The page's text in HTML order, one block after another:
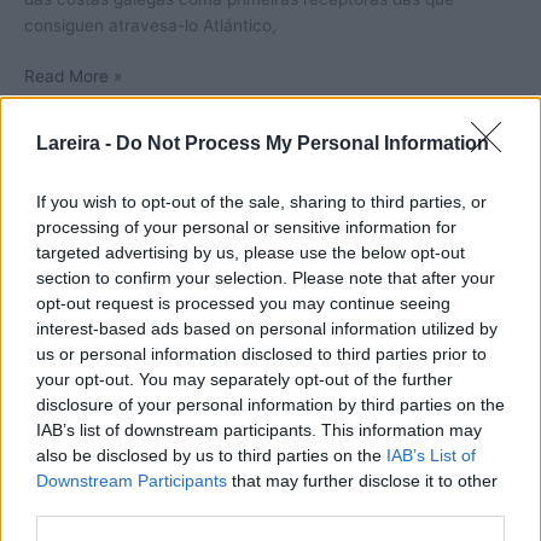
Lareira - Do Not Process My Personal Information
If you wish to opt-out of the sale, sharing to third parties, or
processing of your personal or sensitive information for
targeted advertising by us, please use the below opt-out
section to confirm your selection. Please note that after your
opt-out request is processed you may continue seeing
interest-based ads based on personal information utilized by
us or personal information disclosed to third parties prior to
your opt-out. You may separately opt-out of the further
disclosure of your personal information by third parties on the
IAB’s list of downstream participants. This information may
also be disclosed by us to third parties on the IAB’s List of
Downstream Participants that may further disclose it to other
consiguen atravesa-lo Atlántico,
Meixón
–
Read More »